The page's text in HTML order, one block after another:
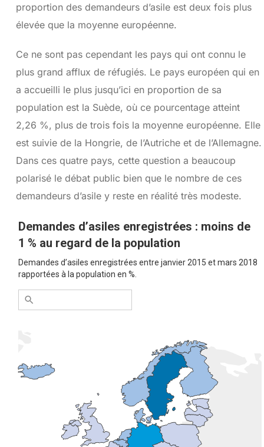
proportion des demandeurs d’asile est deux fois plus
élevée que la moyenne européenne.
Ce ne sont pas cependant les pays qui ont connu le
plus grand afflux de réfugiés. Le pays européen qui en
a accueilli le plus jusqu’ici en proportion de sa
population est la Suède, où ce pourcentage atteint
2,26 %, plus de trois fois la moyenne européenne. Elle
est suivie de la Hongrie, de l’Autriche et de l’Allemagne.
Dans ces quatre pays, cette question a beaucoup
polarisé le débat public bien que le nombre de ces
demandeurs d’asile y reste en réalité très modeste.